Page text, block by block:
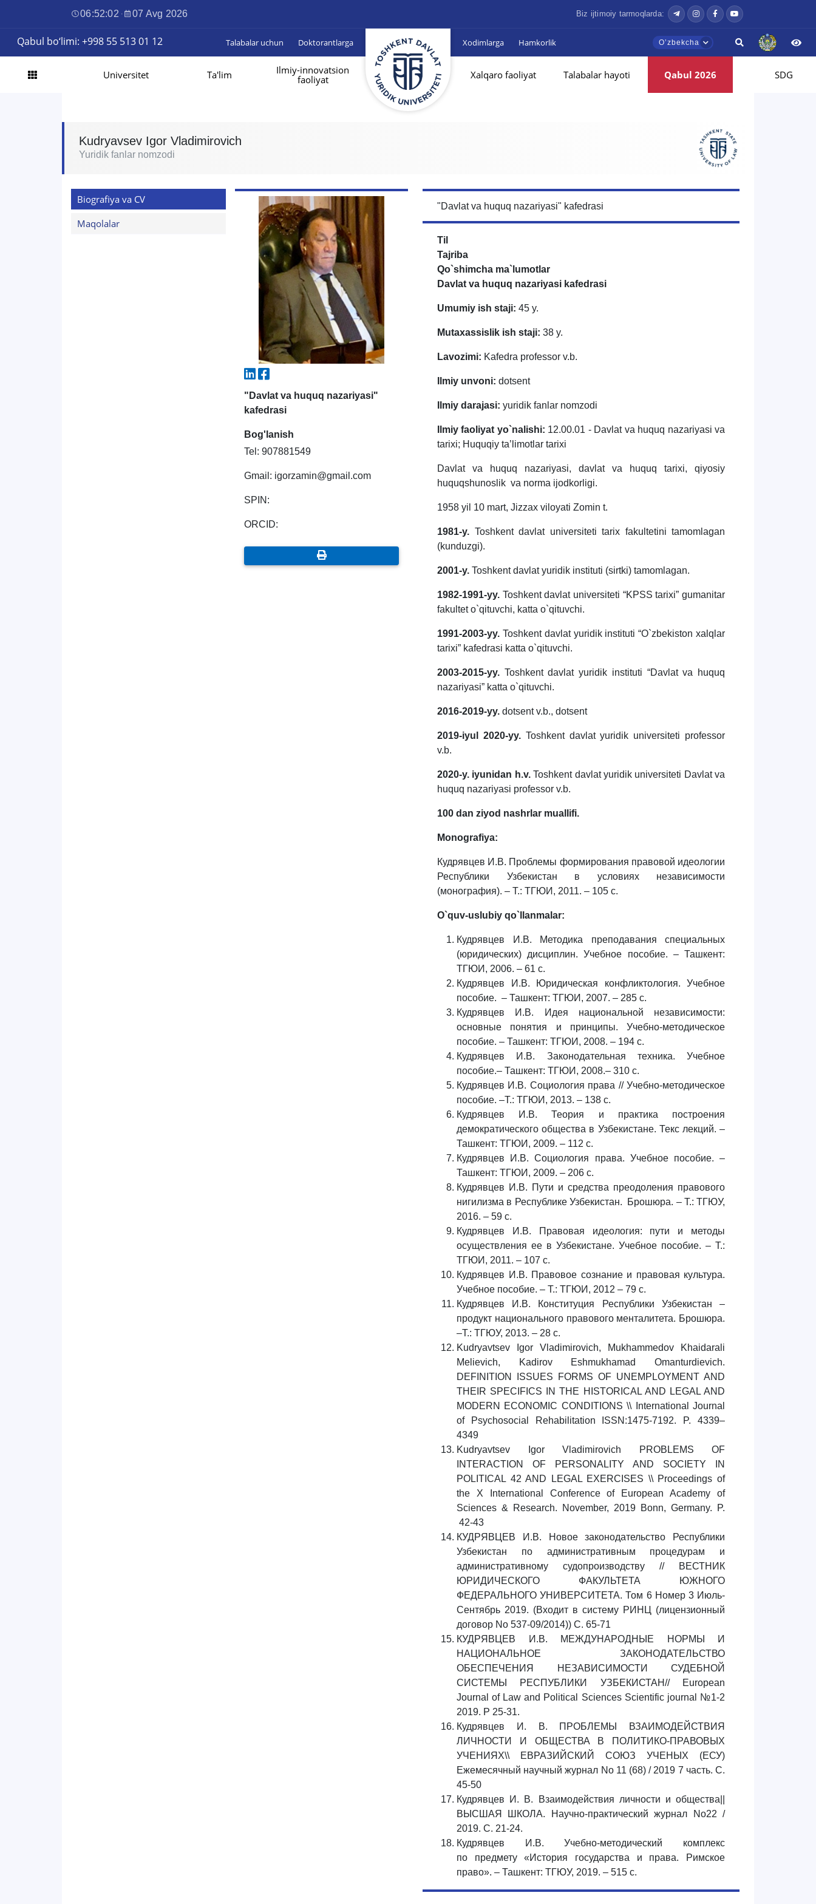
06:52:04 · 07 Avg 2026 Biz ijtimoiy tarmoqlarda:
Qabul bo‘limi: +998 55 513 01 12 Talabalar uchun Doktorantlarga Xodimlarga Hamkorlik Oʼzbekcha
Universitet Ta'lim
Ilmiy-innovatsion
faoliyat
Xalqaro faoliyat Talabalar hayoti Qabul 2026 SDG
Kudryavsev Igor Vladimirovich
Yuridik fanlar nomzodi
Biografiya va CV
Maqolalar
"Davlat va huquq nazariyasi"
kafedrasi
Bog'lanish
Tel: 907881549
Gmail: igorzamin@gmail.com
SPIN:
ORCID:
"Davlat va huquq nazariyasi" kafedrasi
Til
Tajriba
Qo`shimcha ma`lumotlar
Davlat va huquq nazariyasi kafedrasi
Umumiy ish staji: 45 y.
Mutaxassislik ish staji: 38 y.
Lavozimi: Kafedra professor v.b.
Ilmiy unvoni: dotsent
Ilmiy darajasi: yuridik fanlar nomzodi
Ilmiy faoliyat yo`nalishi: 12.00.01 - Davlat va huquq nazariyasi va
tarixi; Huquqiy ta’limotlar tarixi
Davlat va huquq nazariyasi, davlat va huquq tarixi, qiyosiy
huquqshunoslik va norma ijodkorligi.
1958 yil 10 mart, Jizzax viloyati Zomin t.
1981-y. Toshkent davlat universiteti tarix fakultetini tamomlagan
(kunduzgi).
2001-y. Toshkent davlat yuridik instituti (sirtki) tamomlagan.
1982-1991-yy. Toshkent davlat universiteti “KPSS tarixi” gumanitar
fakultet o`qituvchi, katta o`qituvchi.
1991-2003-yy. Toshkent davlat yuridik instituti “O`zbekiston xalqlar
tarixi” kafedrasi katta o`qituvchi.
2003-2015-yy. Toshkent davlat yuridik instituti “Davlat va huquq
nazariyasi” katta o`qituvchi.
2016-2019-yy. dotsent v.b., dotsent
2019-iyul 2020-yy.Toshkent davlat yuridik universiteti professor
v.b.
2020-y. iyunidan h.v.Toshkent davlat yuridik universiteti Davlat va
huquq nazariyasi professor v.b.
100 dan ziyod nashrlar muallifi.
Monografiya:
Кудрявцев И.В. Проблемы формирования правовой идеологии
Республики Узбекистан в условиях независимости
(монография). – Т.: ТГЮИ, 2011. – 105 с.
O`quv-uslubiy qo`llanmalar:
Кудрявцев И.В. Методика преподавания специальных
(юридических) дисциплин. Учебное пособие. – Ташкент:
ТГЮИ, 2006. – 61 с.
Кудрявцев И.В. Юридическая конфликтология. Учебное
пособие. – Ташкент: ТГЮИ, 2007. – 285 с.
Кудрявцев И.В. Идея национальной независимости:
основные понятия и принципы. Учебно-методическое
пособие. – Ташкент: ТГЮИ, 2008. – 194 с.
Кудрявцев И.В. Законодательная техника. Учебное
пособие.– Ташкент: ТГЮИ, 2008.– 310 с.
Кудрявцев И.В. Социология права // Учебно-методическое
пособие. –Т.: ТГЮИ, 2013. – 138 с.
Кудрявцев И.В. Теория и практика построения
демократического общества в Узбекистане. Текс лекций. –
Ташкент: ТГЮИ, 2009. – 112 с.
Кудрявцев И.В. Социология права. Учебное пособие. –
Ташкент: ТГЮИ, 2009. – 206 с.
Кудрявцев И.В. Пути и средства преодоления правового
нигилизма в Республике Узбекистан. Брошюра. – Т.: ТГЮУ,
2016. – 59 с.
Кудрявцев И.В. Правовая идеология: пути и методы
осуществления ее в Узбекистане. Учебное пособие. – Т.:
ТГЮИ, 2011. – 107 с.
Кудрявцев И.В. Правовое сознание и правовая культура.
Учебное пособие. – Т.: ТГЮИ, 2012 – 79 с.
Кудрявцев И.В. Конституция Республики Узбекистан –
продукт национального правового менталитета. Брошюра.
–Т.: ТГЮУ, 2013. – 28 с.
Kudryavtsev Igor Vladimirovich, Mukhammedov Khaidarali
Melievich, Kadirov Eshmukhamad Omanturdievich.
DEFINITION ISSUES FORMS OF UNEMPLOYMENT AND
THEIR SPECIFICS IN THE HISTORICAL AND LEGAL AND
MODERN ECONOMIC CONDITIONS \\ International Journal
of Psychosocial Rehabilitation ISSN:1475-7192. P. 4339–
4349
Kudryavtsev Igor Vladimirovich PROBLEMS OF
INTERACTION OF PERSONALITY AND SOCIETY IN
POLITICAL 42 AND LEGAL EXERCISES \\ Proceedings of
the X International Conference of European Academy of
Sciences & Research. November, 2019 Bonn, Germany. P.
42-43
КУДРЯВЦЕВ И.В. Новое законодательство Республики
Узбекистан по административным процедурам и
административному судопроизводству // ВЕСТНИК
ЮРИДИЧЕСКОГО ФАКУЛЬТЕТА ЮЖНОГО
ФЕДЕРАЛЬНОГО УНИВЕРСИТЕТА. Том 6 Номер 3 Июль-
Сентябрь 2019. (Входит в систему РИНЦ (лицензионный
договор No 537-09/2014)) С. 65-71
КУДРЯВЦЕВ И.В. МЕЖДУНАРОДНЫЕ НОРМЫ И
НАЦИОНАЛЬНОЕ ЗАКОНОДАТЕЛЬСТВО
ОБЕСПЕЧЕНИЯ НЕЗАВИСИМОСТИ СУДЕБНОЙ
СИСТЕМЫ РЕСПУБЛИКИ УЗБЕКИСТАН// European
Journal of Law and Political Sciences Scientific journal №1-2
2019. P 25-31.
Кудрявцев И. В. ПРОБЛЕМЫ ВЗАИМОДЕЙСТВИЯ
ЛИЧНОСТИ И ОБЩЕСТВА В ПОЛИТИКО-ПРАВОВЫХ
УЧЕНИЯХ\\ ЕВРАЗИЙСКИЙ СОЮЗ УЧЕНЫХ (ЕСУ)
Ежемесячный научный журнал No 11 (68) / 2019 7 часть. C.
45-50
Кудрявцев И. В. Взаимодействия личности и общества||
ВЫСШАЯ ШКОЛА. Научно-практический журнал No22 /
2019. C. 21-24.
Кудрявцев И.В. Учебно-методический комплекс
по предмету «История государства и права. Римское
право». – Ташкент: ТГЮУ, 2019. – 515 с.